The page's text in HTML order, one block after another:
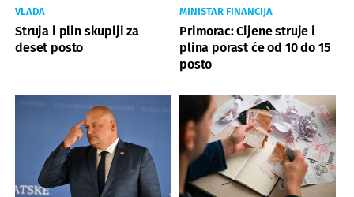
VLADA
Struja i plin skuplji za
deset posto
MINISTAR FINANCIJA
Primorac: Cijene struje i
plina porast će od 10 do 15
posto